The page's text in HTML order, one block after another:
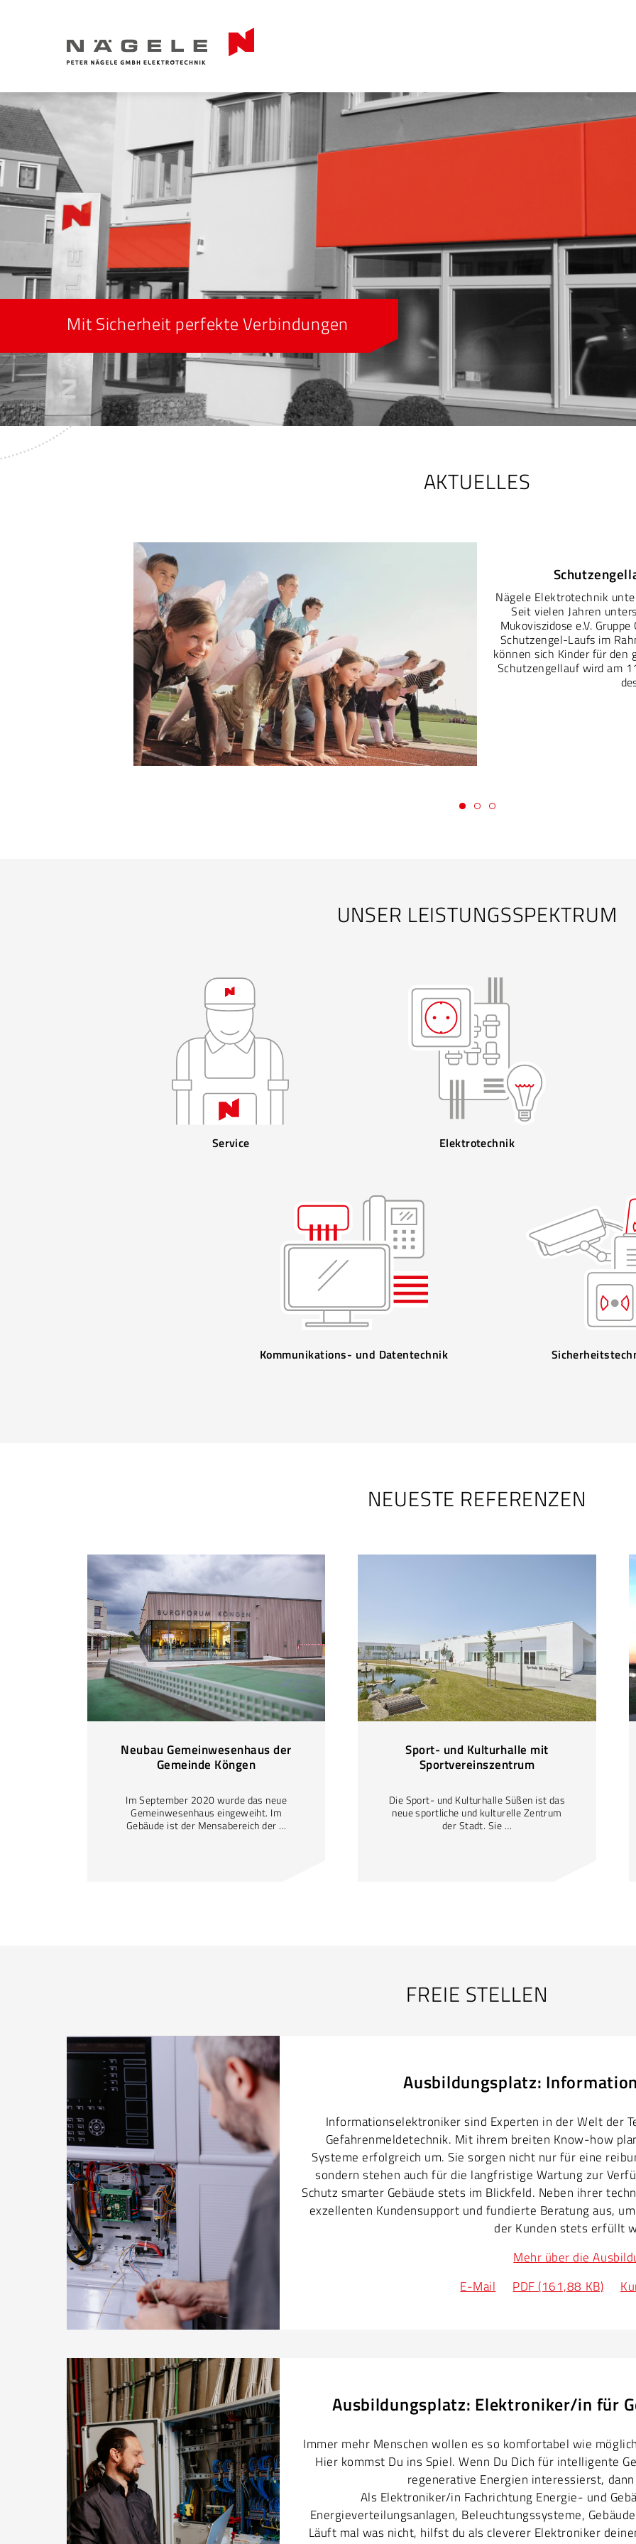
Mit Sicherheit perfekte Verbindungen
AKTUELLES
Nägele Elektrotechnik
Seit vielen Jahren
Mukoviszidose e.V.
Schutzengel-Laufs im
können sich Kinder für
Schutzengellauf wird am
UNSER LEISTUNGSSPEKTRUM
Service Elektrotechnik
Kommunikations- und Datentechnik
NEUESTE REFERENZEN
Neubau Gemeinwesenhaus der
Gemeinde Köngen
Im September 2020 wurde das neue
Gemeinwesenhaus eingeweiht. Im
Gebäude ist der Mensabereich der …
Sport- und Kulturhalle mit
Sportvereinszentrum
Die Sport- und Kulturhalle Süßen ist das
neue sportliche und kulturelle Zentrum
der Stadt. Sie …
FREIE STELLEN
Ausbildungsplatz:
Informationselektroniker sind Experten in der Welt der
Gefahrenmeldetechnik. Mit ihrem breiten Know-how
Systeme erfolgreich um. Sie sorgen nicht nur für eine
sondern stehen auch für die langfristige Wartung zur
Schutz smarter Gebäude stets im Blickfeld. Neben ihrer
exzellenten Kundensupport und fundierte Beratung aus,
der Kunden stets erfüllt
Mehr über die
E-Mail
PDF (161,88 KB)
Ausbildungsplatz: Elektroniker/in für
Immer mehr Menschen wollen es so komfortabel wie
Hier kommst Du ins Spiel. Wenn Du Dich für intelligente
regenerative Energien interessierst,
Als Elektroniker/in Fachrichtung Energie- und
Energieverteilungsanlagen, Beleuchtungssysteme,
Läuft mal was nicht, hilfst du als cleverer Elektroniker